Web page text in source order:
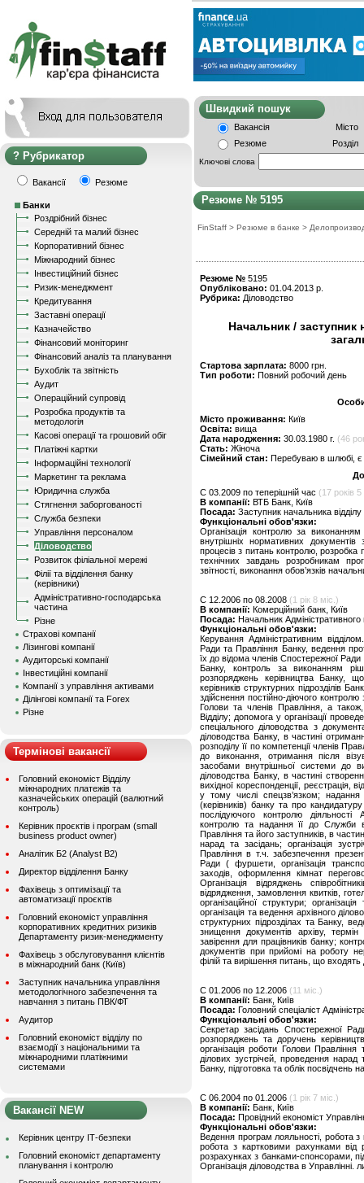
Рубрикатор
Вакансії Резюме
Банки
Роздрібний бізнес
Середній та малий бізнес
Корпоративний бізнес
Міжнародний бізнес
Інвестиційний бізнес
Ризик-менеджмент
Кредитування
Заставні операції
Казначейство
Фінансовий моніторинг
Фінансовий аналіз та планування
Бухоблік та звітність
Аудит
Операційний супровід
Розробка продуктів та
методологія
Касові операції та грошовий обіг
Платіжні картки
Інформаційні технології
Маркетинг та реклама
Юридична служба
Стягнення заборгованості
Служба безпеки
Управління персоналом
Діловодство
Розвиток філіальної мережі
Філії та відділення банку
(керівники)
Адміністративно-господарська
частина
Різне
Страхові компанії
Лізингові компанії
Аудиторські компанії
Інвестиційні компанії
Компанії з управління активами
Ділінгові компанії та Forex
Різне
Термінові вакансії
Головний економіст Відділу
міжнародних платежів та
казначейських операцій (валютний
контроль)
Керівник проєктів і програм (small
business product owner)
Аналітик Б2 (Analyst B2)
Директор відділення Банку
Фахівець з оптимізації та
автоматизації проєктів
Головний економіст управління
корпоративних кредитних ризиків
Департаменту ризик-менеджменту
Фахівець з обслуговування клієнтів
в міжнародний банк (Київ)
Заступник начальника управління
методологічного забезпечення та
навчання з питань ПВК/ФТ
Аудитор
Головний економіст відділу по
взаємодії з національними та
міжнародними платіжними
системами
Вакансії NEW
Керівник центру ІТ-безпеки
Головний економіст департаменту
планування і контролю
Швидкий
Вакансія
Місто
Резюме
Розділ
Ключові слова
Резюме № 5195
FinStaff > Резюме в банке >
Резюме № 5195
Опубліковано: 01.04.2013 р.
Рубрика: Діловодство
Начальник / заступник
Стартова зарплата: 8000 грн.
Тип роботи: Повний робочий день
Місто проживання: Київ
Освіта: вища
Дата народження: 30.03.1980 г. (46
Стать: Жіноча
Сімейний стан: Перебуваю в шлюбі, є
C 03.2009 по теперішній час (17 років 5
В компанії: ВТБ Банк, Київ
Посада: Заступник начальника
Функціональні обов'язки:
Організація контролю за
внутрішніх нормативних документів
процесів з питань контролю, розробка
технічних завдань розробникам
звітності, виконання обов’язків
C 12.2006 по 08.2008 (1 рік 8 міс.)
В компанії: Комерційний банк, Київ
Посада: Начальник Адміністративного
Функціональні обов'язки:
Керування Адміністративним
Ради та Правління Банку, ведення
їх до відома членів Спостережної Ради
Банку, контроль за виконанням
розпоряджень керівництва Банку,
керівників структурних підрозділів
здійснення постійно-діючого
Голови та членів Правління, а
Відділу; допомога у організації
спеціального діловодства з
діловодства Банку, в частині
розподілу її по компетенції членів
до виконання, отримання після
засобами внутрішньої системи до
діловодства Банку, в частині
вихідної кореспонденції, реєстрація,
у тому числі спецзв’язком;
(керівників) банку та про
послідуючого контролю діяльності
контролю та надання її до Служби
Правління та його заступників, в
нарад та засідань; організація
Правління в т.ч. забезпечення
Ради ( фуршети, організація
заходів, оформлення кімнат
Організація відряджень
відрядження, замовлення квитків,
організаційної структури;
організація та ведення архівного
структурних підрозділах та Банку,
знищення документів архіву,
завірення для працівників банку;
документів при прийомі на роботу
філій та вирішення питань, що входять
C 01.2006 по 12.2006 (11 міс.)
В компанії: Банк, Київ
Посада: Головний спеціаліст
Функціональні обов'язки:
Секретар засідань Спостережної
розпоряджень та доручень
організація роботи Голови
ділових зустрічей, проведення нарад
Банку, підготовка та облік посвідчень
C 06.2004 по 01.2006 (1 рік 7 міс.)
В компанії: Банк, Київ
Посада: Провідний економіст
Функціональні обов'язки:
Ведення програм лояльності, робота з
робота з картковими рахунками від
розрахунках з банками-спонсорами,
Організація діловодства в